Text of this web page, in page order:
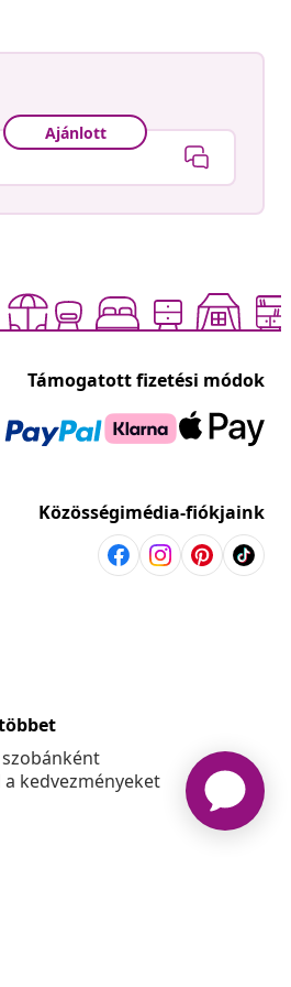
Ajánlott
Támogatott fizetési módok
Közösségimédia-fiókjaink
a kedvezményeket